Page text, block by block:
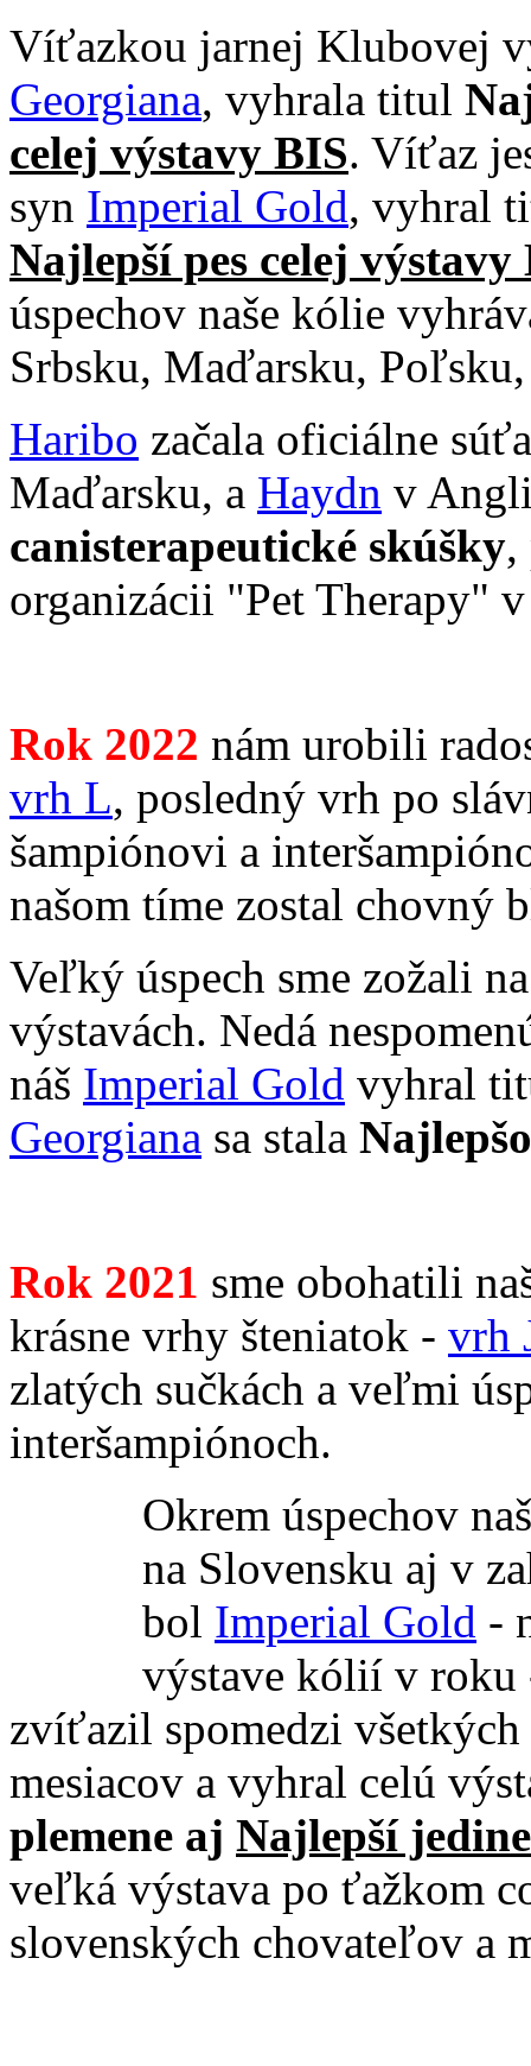
Víťazkou jarnej Klubovej
Georgiana, vyhrala titul
celej výstavy BIS. Víťaz
syn Imperial Gold, vyhral
Najlepší pes celej výstavy
úspechov naše kólie
Srbsku, Maďarsku,
Haribo začala oficiálne
Maďarsku, a Haydn v
canisterapeutické skúšky,
organizácii "Pet Therapy"
Rok 2022 nám urobili
vrh L, posledný vrh po
šampiónovi a
našom tíme zostal chovný
Veľký úspech sme zožali
výstavách. Nedá
náš Imperial Gold vyhral
Georgiana sa stala
Rok 2021 sme obohatili
krásne vrhy šteniatok - vrh
zlatých sučkách a veľmi
interšampiónoch.
Okrem úspechov
na Slovensku aj v
bol Imperial Gold -
výstave kólií v roku
zvíťazil spomedzi
mesiacov a vyhral celú
plemene aj Najlepší
veľká výstava po ťažkom
slovenských chovateľov a